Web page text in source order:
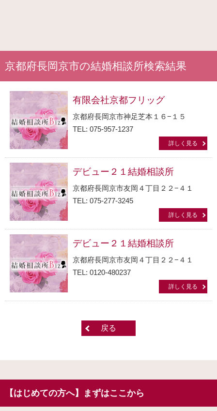
京都府長岡京市の結婚相談所検索結果
有限会社京都フリッグ
京都府長岡京市神足芝本１６−１５
TEL: 075-957-1237
詳しく見る
デビュー２１結婚相談所
京都府長岡京市友岡４丁目２２−４１
TEL: 075-277-3245
詳しく見る
デビュー２１結婚相談所
京都府長岡京市友岡４丁目２２−４１
TEL: 0120-480237
詳しく見る
戻る
【はじめての方へ】まずはここから